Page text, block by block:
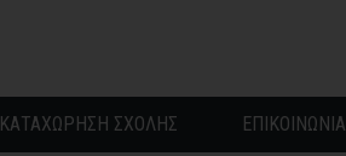
ΚΑΤΑΧΩΡΗΣΗ ΣΧΟΛΗΣ ΕΠΙΚΟΙΝΩΝΙΑ